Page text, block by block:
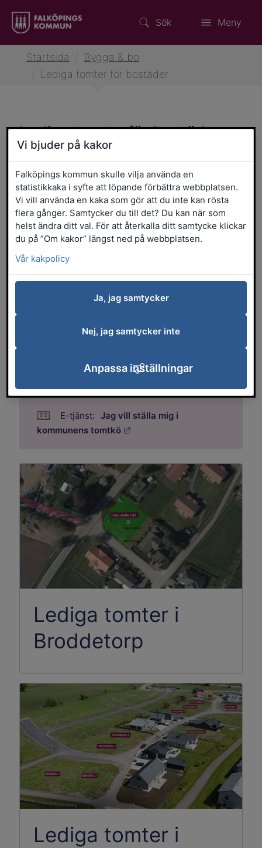
Sök Meny
Startsida
Bygga & bo
Lediga tomter för bostäder
Lediga tomter för bostäder
Mitt i Västra Götaland – och mitt i
möjligheterna. Falköping ligger strategiskt
till med snabba förbindelser till större
städer, men med ett tempo och en vardag
där du hinner leva. Här är det lätt att
kombinera jobb i stan med liv på landet, och
du slipper kompromissa mellan
Vad kostar det att köpa en villatomt?
Jag vill ställa mig i
kommunens tomtkö
Lediga tomter i
Broddetorp
Lediga tomter i
Vi bjuder på kakor
Falköpings kommun skulle vilja använda en
statistikkaka i syfte att löpande förbättra webbplatsen.
Vi vill använda en kaka som gör att du inte kan rösta
flera gånger. Samtycker du till det? Du kan när som
helst ändra ditt val. För att återkalla ditt samtycke klickar
du på ”Om kakor” längst ned på webbplatsen.
Vår kakpolicy
Ja, jag samtycker
Nej, jag samtycker inte
Anpassa inställningar